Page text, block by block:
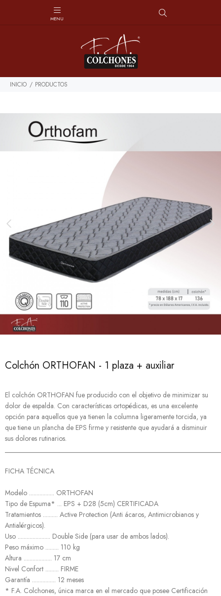
INICIO PRODUCTOS
Colchón ORTHOFAN - 1 plaza + auxiliar
El colchón ORTHOFAN fue producido con el objetivo de minimizar su
dolor de espalda. Con características ortopédicas, es una excelente
opción para aquellos que ya tienen la columna ligeramente torcida, ya
que tiene un plancha de EPS firme y resistente que ayudará a disminuir
sus dolores rutinarios.
FICHA TÉCNICA
Modelo ................. ORTHOFAN
Tipo de Espuma* ... EPS + D28 (5cm) CERTIFICADA
Tratamientos .......... Active Protection (Anti ácaros, Antimicrobianos y
Antialérgicos).
Uso ...................... Double Side (para usar de ambos lados).
Peso máximo ......... 110 kg
Altura ................... 17 cm
Nivel Confort ......... FIRME
Garantía ................ 12 meses
* F.A. Colchones, única marca en el mercado que posee Certificación